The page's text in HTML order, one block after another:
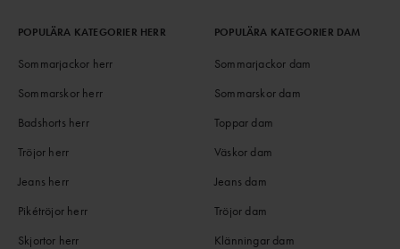
POPULÄRA KATEGORIER HERR
Sommarjackor herr
Sommarskor herr
Badshorts herr
Tröjor herr
Jeans herr
Pikétröjor herr
Skjortor herr
POPULÄRA KATEGORIER DAM
Sommarjackor dam
Sommarskor dam
Toppar dam
Väskor dam
Jeans dam
Tröjor dam
Klänningar dam